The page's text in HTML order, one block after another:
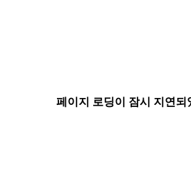
페이지 로딩이 잠시 지연